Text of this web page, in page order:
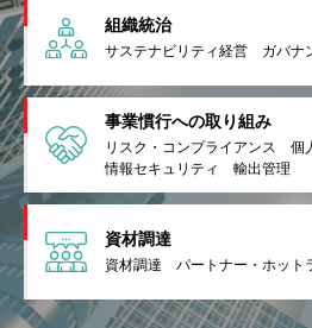
組織統治
サステナビリティ経営 ガバナ
事業慣行への取り組み
リスク・コンプライアンス
個
情報セキュリティ
輸出管理
資材調達
資材調達 パートナー・ホット